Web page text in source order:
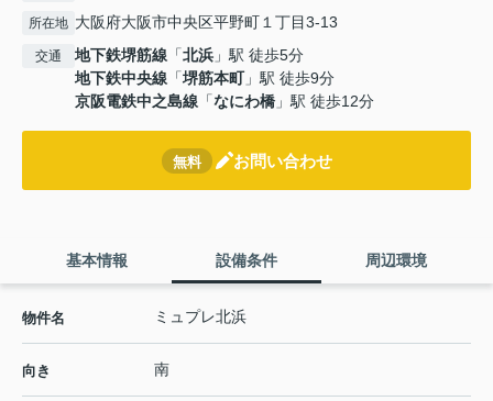
所在地 大阪府大阪市中央区平野町１丁目3-13
交通 地下鉄堺筋線 「北浜 」駅 徒歩5分
地下鉄中央線 「堺筋本町」駅 徒歩9分
京阪電鉄中之島線 「なにわ橋 」駅 徒歩12分
無料 お問い合わせ
基本情報 設備条件 周辺環境
物件名 ミュプレ北浜
向き 南